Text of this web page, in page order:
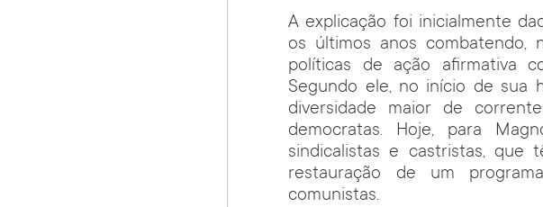
A explicação foi inicialmente
os últimos anos combatendo,
políticas de ação afirmativa
Segundo ele, no início de sua
diversidade maior de
democratas. Hoje, para
sindicalistas e castristas, que
restauração de um
comunistas.